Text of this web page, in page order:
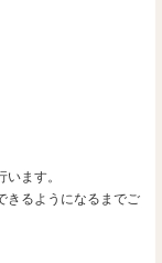
ます。
きるようになるまでご